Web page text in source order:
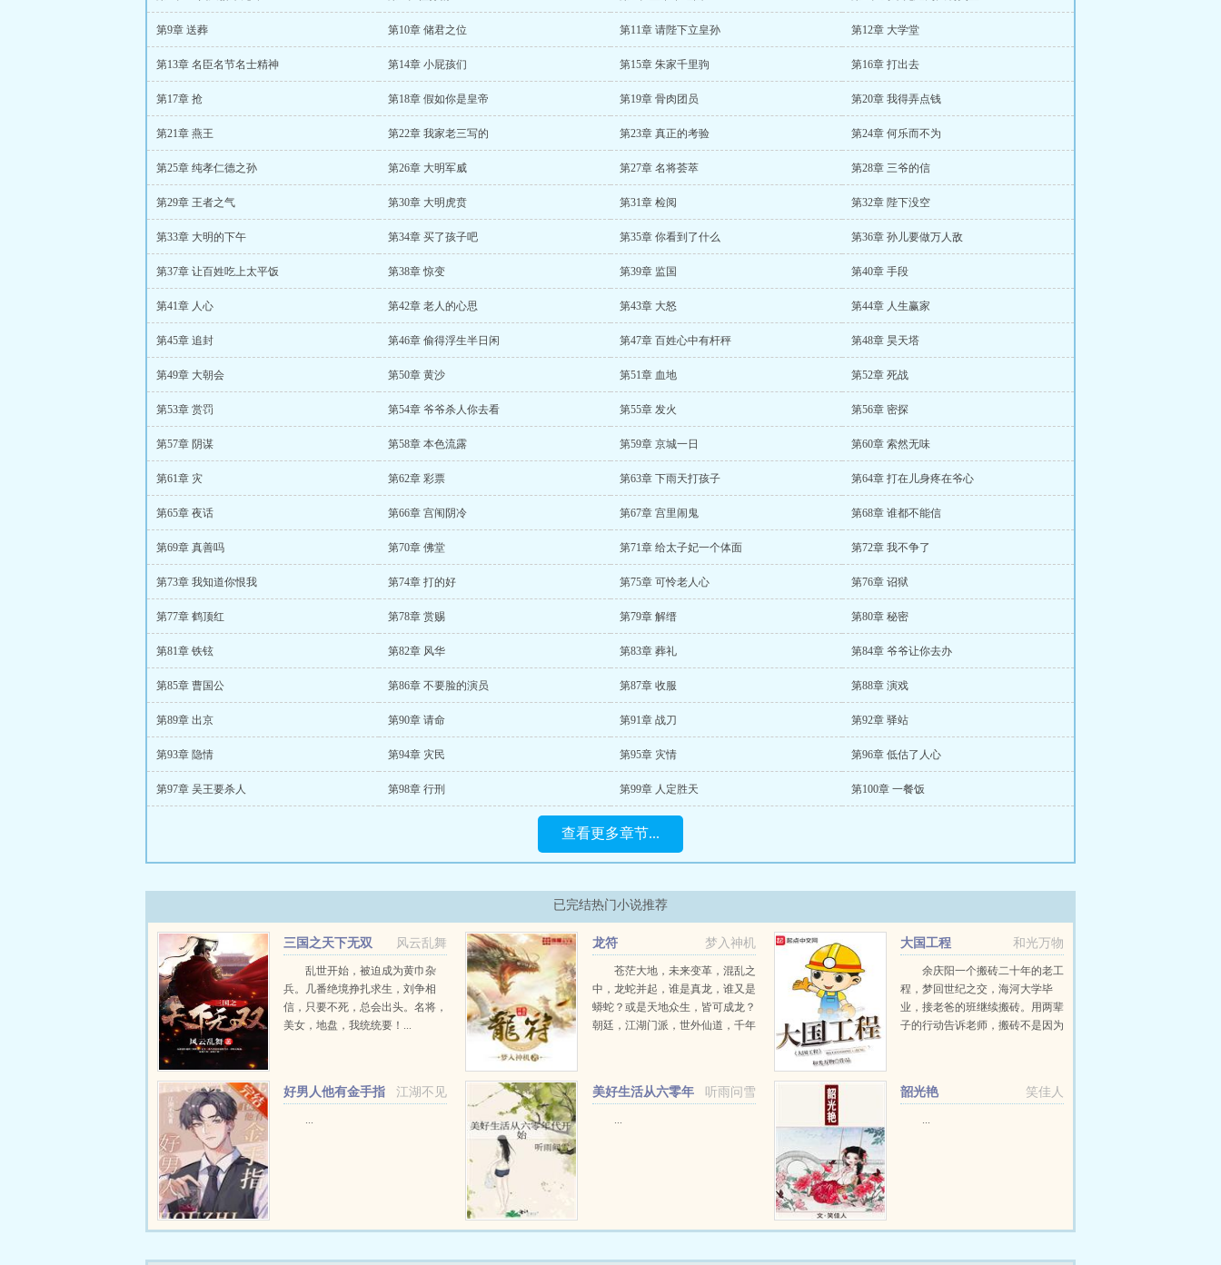
第9章 送葬 第10章 储君之位 第11章 请陛下立皇孙 第12章 大学堂
第13章 名臣名节名士精神 第14章 小屁孩们 第15章 朱家千里驹 第16章 打出去
第17章 抢 第18章 假如你是皇帝 第19章 骨肉团员 第20章 我得弄点钱
第21章 燕王 第22章 我家老三写的 第23章 真正的考验 第24章 何乐而不为
第25章 纯孝仁德之孙 第26章 大明军威 第27章 名将荟萃 第28章 三爷的信
第29章 王者之气 第30章 大明虎贲 第31章 检阅 第32章 陛下没空
第33章 大明的下午 第34章 买了孩子吧 第35章 你看到了什么 第36章 孙儿要做万人敌
第37章 让百姓吃上太平饭 第38章 惊变 第39章 监国 第40章 手段
第41章 人心 第42章 老人的心思 第43章 大怒 第44章 人生赢家
第45章 追封 第46章 偷得浮生半日闲 第47章 百姓心中有杆秤 第48章 昊天塔
第49章 大朝会 第50章 黄沙 第51章 血地 第52章 死战
第53章 赏罚 第54章 爷爷杀人你去看 第55章 发火 第56章 密探
第57章 阴谋 第58章 本色流露 第59章 京城一日 第60章 索然无味
第61章 灾 第62章 彩票 第63章 下雨天打孩子 第64章 打在儿身疼在爷心
第65章 夜话 第66章 宫闱阴冷 第67章 宫里闹鬼 第68章 谁都不能信
第69章 真善吗 第70章 佛堂 第71章 给太子妃一个体面 第72章 我不争了
第73章 我知道你恨我 第74章 打的好 第75章 可怜老人心 第76章 诏狱
第77章 鹤顶红 第78章 赏赐 第79章 解缙 第80章 秘密
第81章 铁铉 第82章 风华 第83章 葬礼 第84章 爷爷让你去办
第85章 曹国公 第86章 不要脸的演员 第87章 收服 第88章 演戏
第89章 出京 第90章 请命 第91章 战刀 第92章 驿站
第93章 隐情 第94章 灾民 第95章 灾情 第96章 低估了人心
第97章 吴王要杀人 第98章 行刑 第99章 人定胜天 第100章 一餐饭
查看更多章节...
已完结热门小说推荐
风云乱舞
三国之天下无双
乱世开始，被迫成为黄巾杂
兵。几番绝境挣扎求生，刘争相
信，只要不死，总会出头。名将，
美女，地盘，我统统要！...
梦入神机
龙符
苍茫大地，未来变革，混乱之
中，龙蛇并起，谁是真龙，谁又是
蟒蛇？或是天地众生，皆可成龙？
朝廷，江湖门派，世外仙道，千年
和光万物
大国工程
余庆阳一个搬砖二十年的老工
程，梦回世纪之交，海河大学毕
业，接老爸的班继续搬砖。用两辈
子的行动告诉老师，搬砖不是因为
工程书友群，群聊号码...
江湖不见
好男人他有金手指
...
听雨问雪
美好生活从六零年
...
笑佳人
韶光艳
...